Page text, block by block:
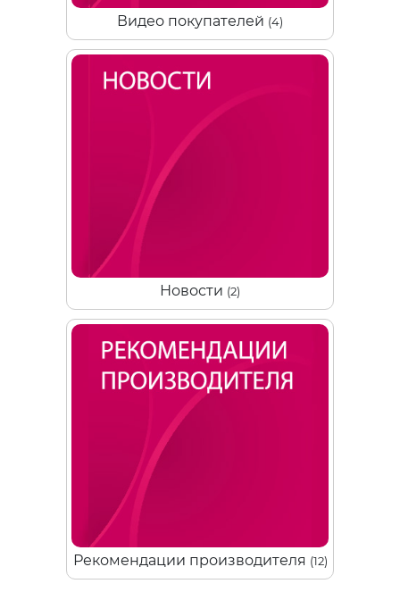
Видео покупателей (4)
Новости (2)
Рекомендации производителя (12)